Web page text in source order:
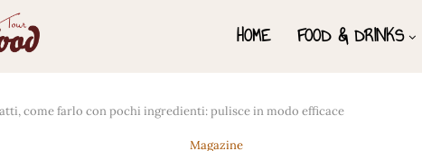
HOME FOOD & DRINKS
come farlo con pochi ingredienti: pulisce in modo efficace
Magazine